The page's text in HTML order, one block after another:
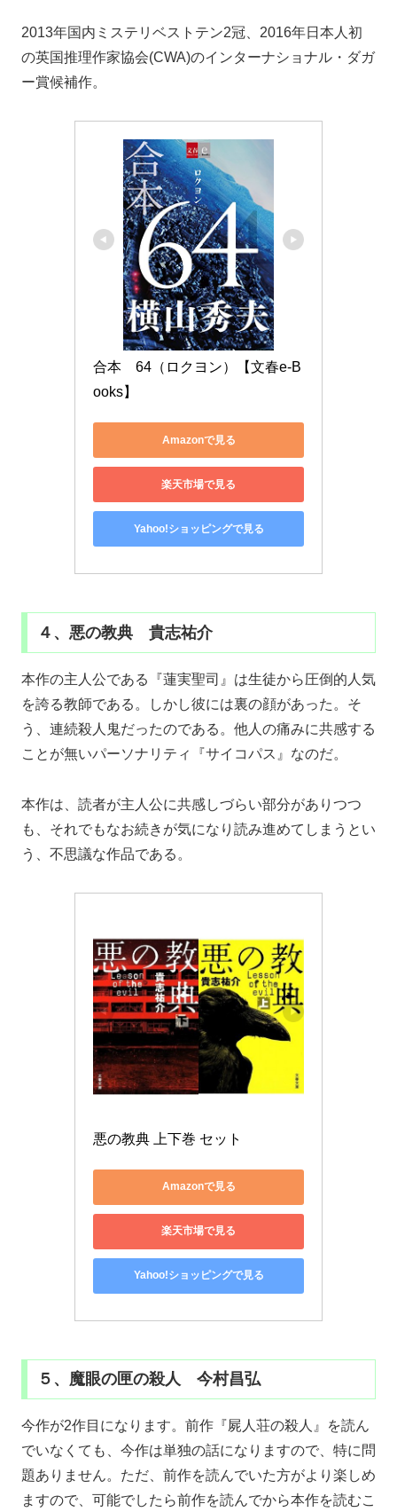
2013年国内ミステリベストテン2冠、2016年日本人初
の英国推理作家協会(CWA)のインターナショナル・ダガ
ー賞候補作。
合本　64（ロクヨン）【文春e-B
ooks】
Amazonで見る
楽天市場で見る
Yahoo!ショッピングで見る
４、悪の教典 貴志祐介
本作の主人公である『蓮実聖司』は生徒から圧倒的人気
を誇る教師である。しかし彼には裏の顔があった。そ
う、連続殺人鬼だったのである。他人の痛みに共感する
ことが無いパーソナリティ『サイコパス』なのだ。
本作は、読者が主人公に共感しづらい部分がありつつ
も、それでもなお続きが気になり読み進めてしまうとい
う、不思議な作品である。
悪の教典 上下巻 セット
Amazonで見る
楽天市場で見る
Yahoo!ショッピングで見る
５、魔眼の匣の殺人 今村昌弘
今作が2作目になります。前作『屍人荘の殺人』を読ん
でいなくても、今作は単独の話になりますので、特に問
題ありません。ただ、前作を読んでいた方がより楽しめ
ますので、可能でしたら前作を読んでから本作を読むこ